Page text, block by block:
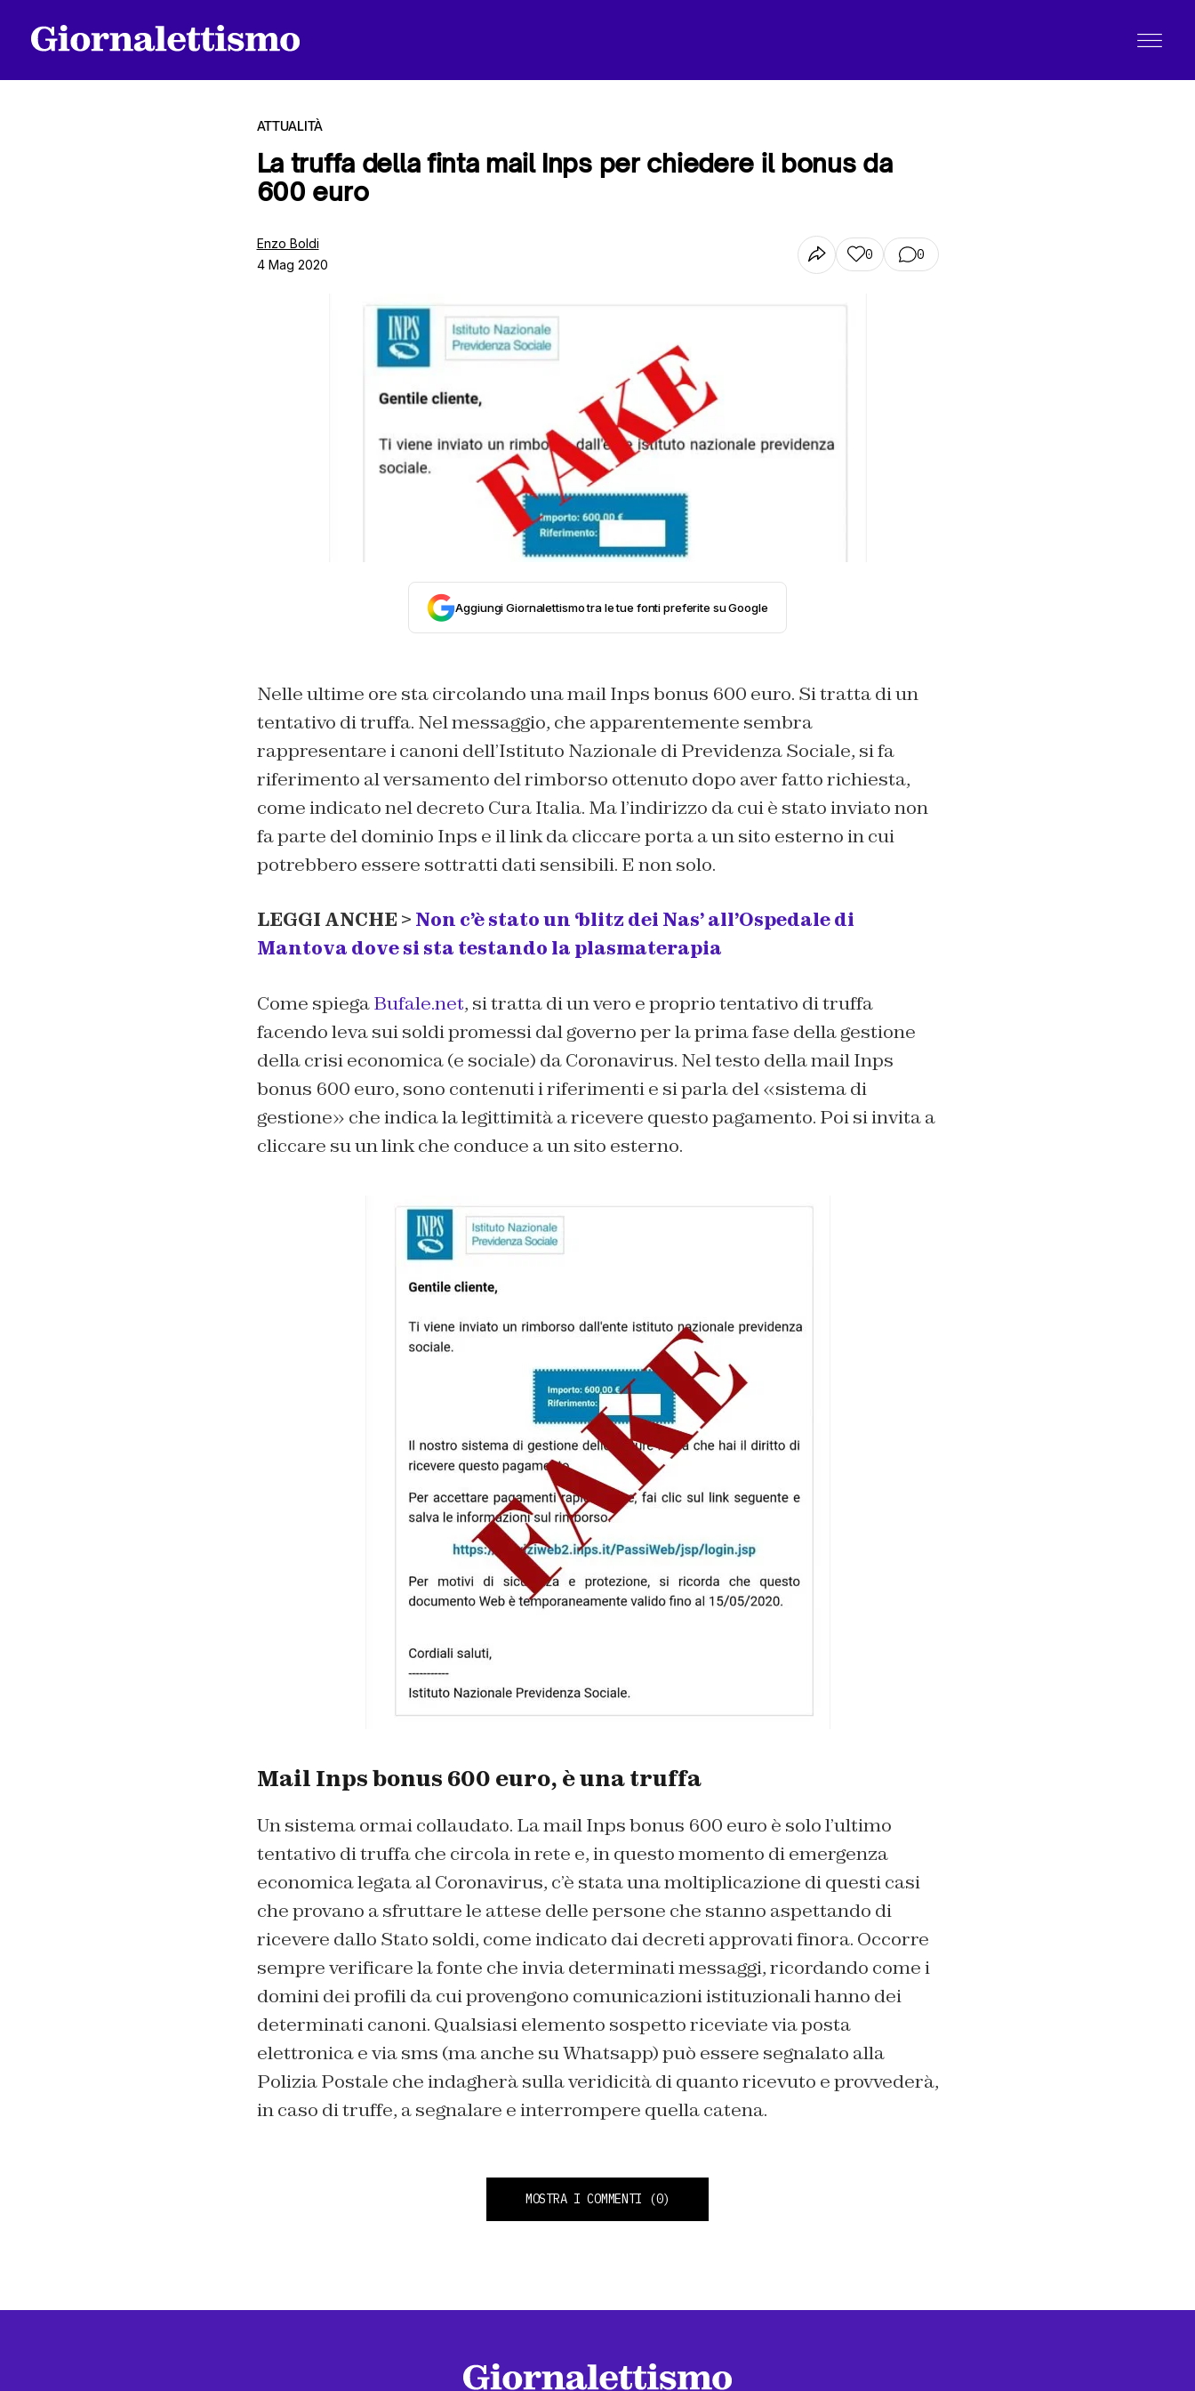
ATTUALITÀ
La truffa della finta mail Inps per chiedere il bonus da
600 euro
Enzo Boldi
4 Mag 2020
0 0
Aggiungi Giornalettismo tra le tue fonti preferite su Google
Nelle ultime ore sta circolando una mail Inps bonus 600 euro. Si tratta di un
tentativo di truffa. Nel messaggio, che apparentemente sembra
rappresentare i canoni dell’Istituto Nazionale di Previdenza Sociale, si fa
riferimento al versamento del rimborso ottenuto dopo aver fatto richiesta,
come indicato nel decreto Cura Italia. Ma l’indirizzo da cui è stato inviato non
fa parte del dominio Inps e il link da cliccare porta a un sito esterno in cui
potrebbero essere sottratti dati sensibili. E non solo.
LEGGI ANCHE > Non c’è stato un ‘blitz dei Nas’ all’Ospedale di
Mantova dove si sta testando la plasmaterapia
Come spiegaBufale.net, si tratta di un vero e proprio tentativo di truffa
facendo leva sui soldi promessi dal governo per la prima fase della gestione
della crisi economica (e sociale) da Coronavirus. Nel testo della mail Inps
bonus 600 euro, sono contenuti i riferimenti e si parla del «sistema di
gestione» che indica la legittimità a ricevere questo pagamento. Poi si invita a
cliccare su un link che conduce a un sito esterno.
Mail Inps bonus 600 euro, è una truffa
Un sistema ormai collaudato. La mail Inps bonus 600 euro è solo l’ultimo
tentativo di truffa che circola in rete e, in questo momento di emergenza
economica legata al Coronavirus, c’è stata una moltiplicazione di questi casi
che provano a sfruttare le attese delle persone che stanno aspettando di
ricevere dallo Stato soldi, come indicato dai decreti approvati finora. Occorre
sempre verificare la fonte che invia determinati messaggi, ricordando come i
domini dei profili da cui provengono comunicazioni istituzionali hanno dei
determinati canoni. Qualsiasi elemento sospetto riceviate via posta
elettronica e via sms (ma anche su Whatsapp) può essere segnalato alla
Polizia Postale che indagherà sulla veridicità di quanto ricevuto e provvederà,
in caso di truffe, a segnalare e interrompere quella catena.
MOSTRA I COMMENTI (0)